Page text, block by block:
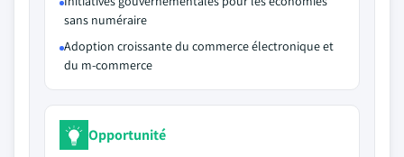
sans numéraire
Adoption croissante du commerce électronique et
du m-commerce
Opportunité